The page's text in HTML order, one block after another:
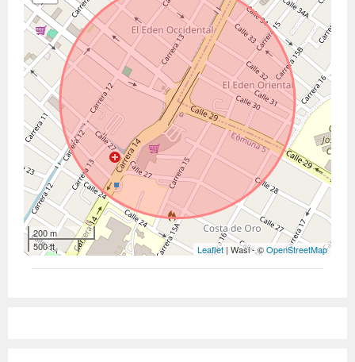
200 m
500 ft
Leaflet | Wasi - ©OpenStreetMap